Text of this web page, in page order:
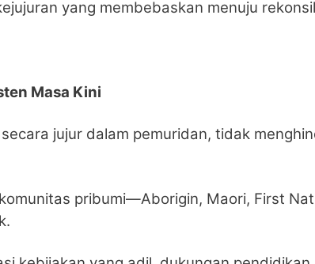
yang membebaskan menuju
Masa Kini
jujur dalam pemuridan, tidak
pribumi—Aborigin, Maori, First